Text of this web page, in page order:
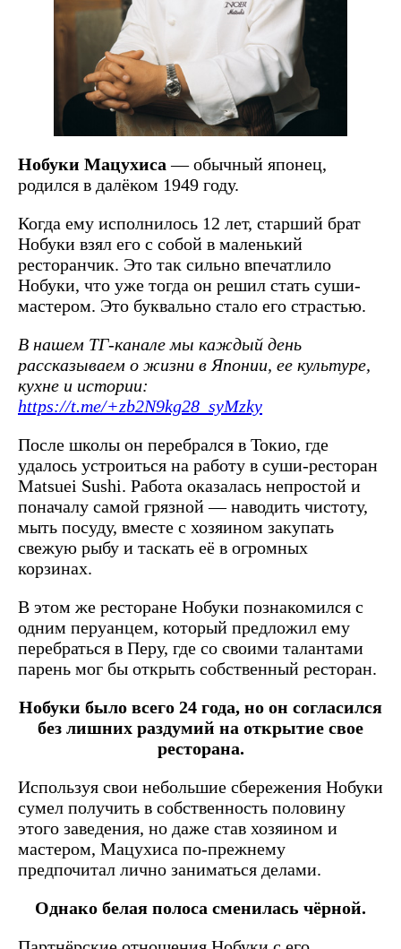
Нобуки Мацухиса — обычный японец,
родился в далёком 1949 году.
Когда ему исполнилось 12 лет, старший брат
Нобуки взял его с собой в маленький
ресторанчик. Это так сильно впечатлило
Нобуки, что уже тогда он решил стать суши-
мастером. Это буквально стало его страстью.
В нашем ТГ-канале мы каждый день
рассказываем о жизни в Японии, ее культуре,
кухне и истории:
https://t.me/+zb2N9kg28_syMzky
После школы он перебрался в Токио, где
удалось устроиться на работу в суши-ресторан
Matsuei Sushi. Работа оказалась непростой и
поначалу самой грязной — наводить чистоту,
мыть посуду, вместе с хозяином закупать
свежую рыбу и таскать её в огромных
корзинах.
В этом же ресторане Нобуки познакомился с
одним перуанцем, который предложил ему
перебраться в Перу, где со своими талантами
парень мог бы открыть собственный ресторан.
Нобуки было всего 24 года, но он согласился
без лишних раздумий на открытие свое
ресторана.
Используя свои небольшие сбережения Нобуки
сумел получить в собственность половину
этого заведения, но даже став хозяином и
мастером, Мацухиса по-прежнему
предпочитал лично заниматься делами.
Однако белая полоса сменилась чёрной.